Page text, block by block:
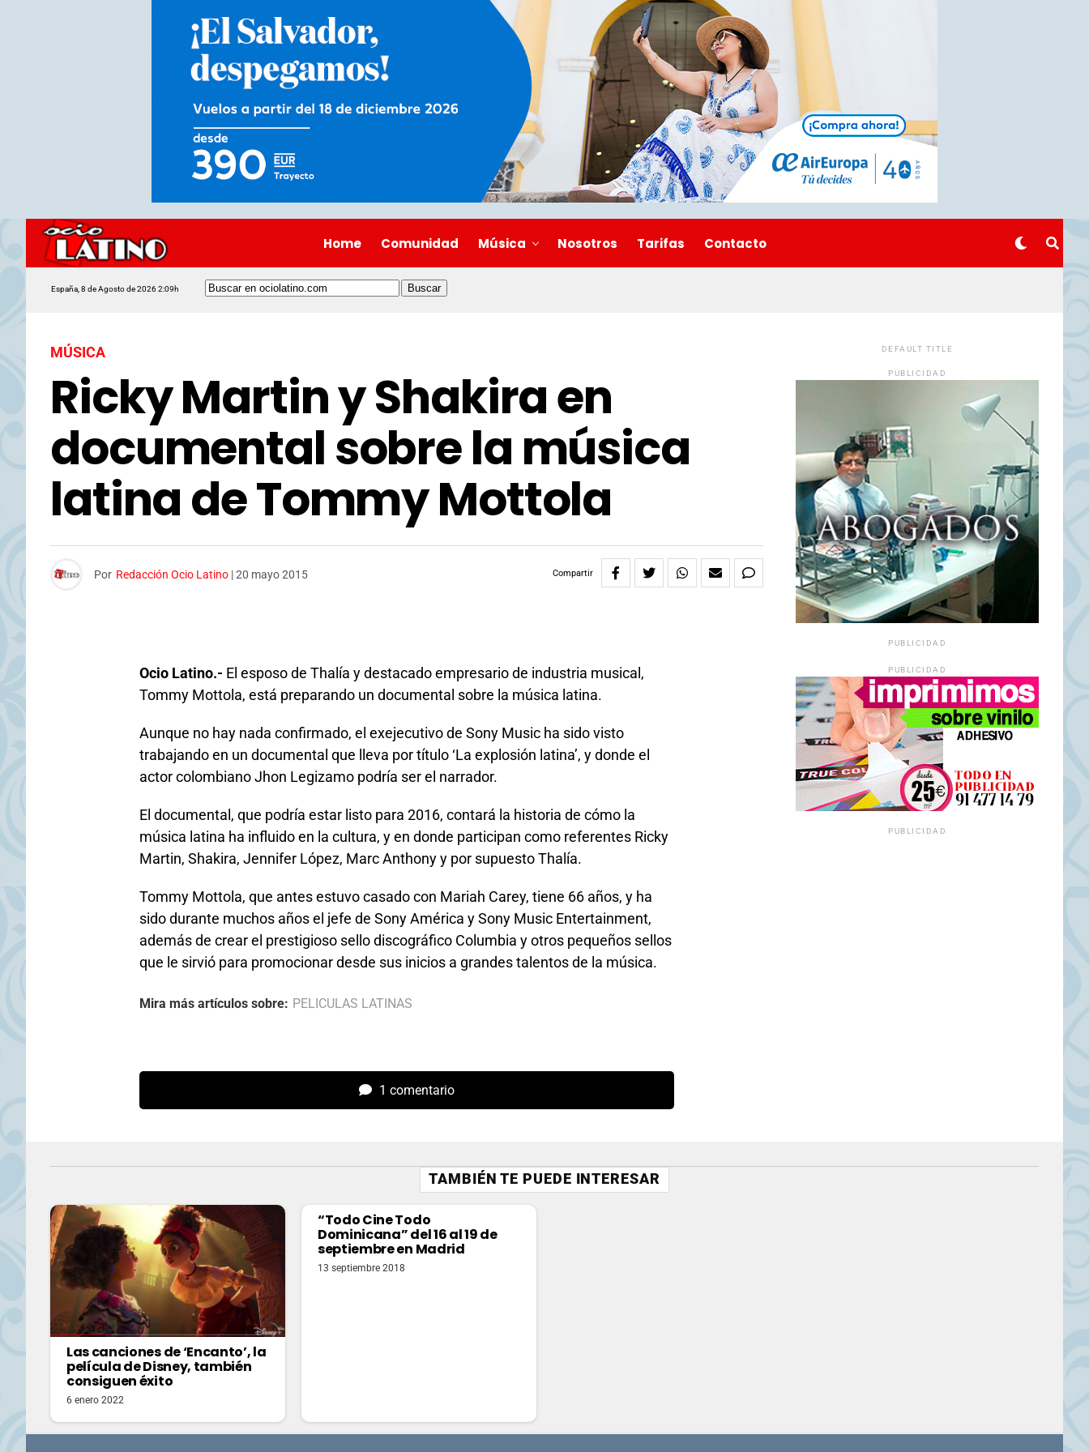
Home Comunidad Música Nosotros Tarifas Contacto
España, 8 de Agosto de 2026 2:09h
MÚSICA
Ricky Martin y Shakira en
documental sobre la música
latina de Tommy Mottola
Por Redacción Ocio Latino |20 mayo 2015 Compartir
Ocio Latino.- El esposo de Thalía y destacado empresario de industria musical,
Tommy Mottola, está preparando un documental sobre la música latina.
Aunque no hay nada confirmado, el exejecutivo de Sony Music ha sido visto
trabajando en un documental que lleva por título ‘La explosión latina’, y donde el
actor colombiano Jhon Legizamo podría ser el narrador.
El documental, que podría estar listo para 2016, contará la historia de cómo la
música latina ha influido en la cultura, y en donde participan como referentes Ricky
Martin, Shakira, Jennifer López, Marc Anthony y por supuesto Thalía.
Tommy Mottola, que antes estuvo casado con Mariah Carey, tiene 66 años, y ha
sido durante muchos años el jefe de Sony América y Sony Music Entertainment,
además de crear el prestigioso sello discográfico Columbia y otros pequeños sellos
que le sirvió para promocionar desde sus inicios a grandes talentos de la música.
Mira más artículos sobre: PELICULAS LATINAS
1 comentario
DEFAULT TITLE
PUBLICIDAD
PUBLICIDAD
PUBLICIDAD
PUBLICIDAD
TAMBIÉN TE PUEDE INTERESAR
Las canciones de ‘Encanto’, la
película de Disney, también
consiguen éxito
6 enero 2022
“Todo Cine Todo
Dominicana” del 16 al 19 de
septiembre en Madrid
13 septiembre 2018